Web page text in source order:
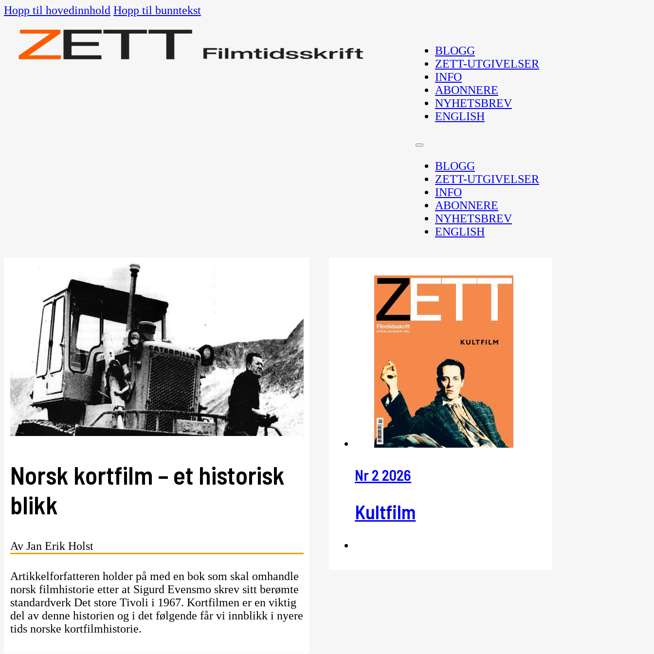
Hopp til hovedinnhold Hopp til bunntekst
BLOGG
ZETT-UTGIVELSER
INFO
ABONNERE
NYHETSBREV
ENGLISH
BLOGG
ZETT-UTGIVELSER
INFO
ABONNERE
NYHETSBREV
ENGLISH
Norsk kortfilm – et historisk
blikk
Av Jan Erik Holst
Artikkelforfatteren holder på med en bok som skal omhandle
norsk filmhistorie etter at Sigurd Evensmo skrev sitt berømte
standardverk Det store Tivoli i 1967. Kortfilmen er en viktig
del av denne historien og i det følgende får vi innblikk i nyere
tids norske kortfilmhistorie.
Nr 2 2026
Kultfilm